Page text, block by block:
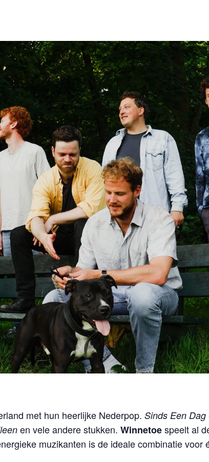
met hun heerlijke Nederpop.Sinds Een Dag
en vele andere stukken.Winnetoespeelt al
muzikanten is de ideale combinatie voor